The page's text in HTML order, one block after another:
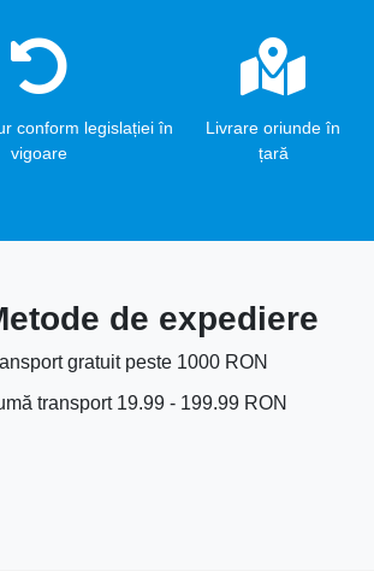
conform legislației în
vigoare
Livrare oriunde în
țară
de expediere
gratuit peste 1000 RON
transport 19.99 - 199.99 RON